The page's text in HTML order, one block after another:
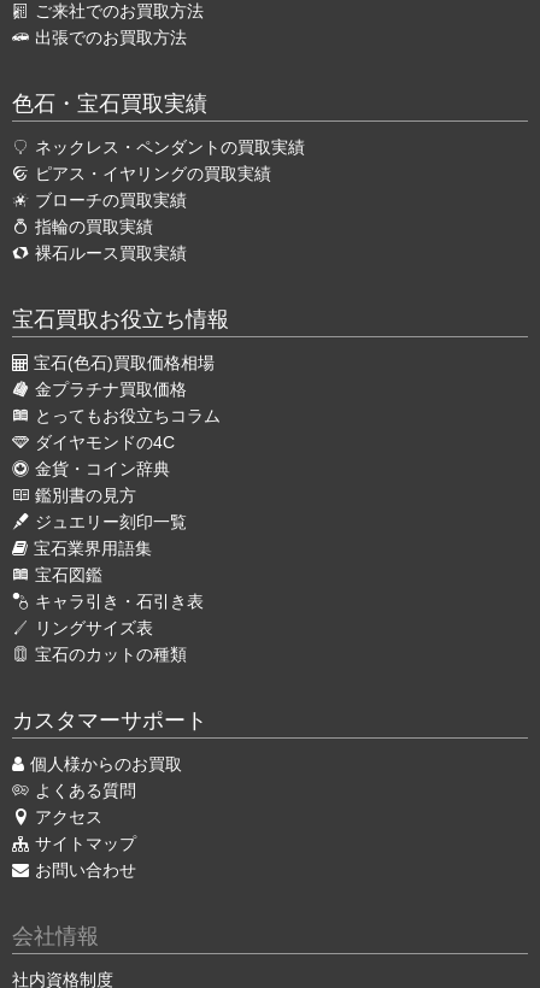
ご来社でのお買取方法
出張でのお買取方法
色石・宝石買取実績
ネックレス・ペンダントの買取実績
ピアス・イヤリングの買取実績
ブローチの買取実績
指輪の買取実績
裸石ルース買取実績
宝石買取お役立ち情報
宝石(色石)買取価格相場
金プラチナ買取価格
とってもお役立ちコラム
ダイヤモンドの4C
金貨・コイン辞典
鑑別書の見方
ジュエリー刻印一覧
宝石業界用語集
宝石図鑑
キャラ引き・石引き表
リングサイズ表
宝石のカットの種類
カスタマーサポート
個人様からのお買取
よくある質問
アクセス
サイトマップ
お問い合わせ
会社情報
社内資格制度